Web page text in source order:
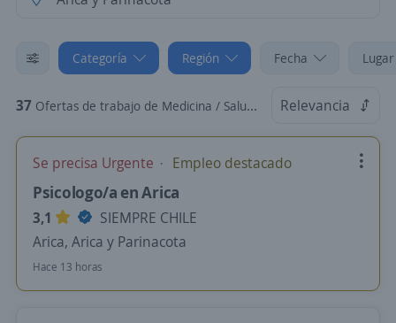
Categoría Región Fecha
37 Ofertas de trabajo de Medicina / Salud en Arica y Parinacota Relevancia
Se precisa Urgente Empleo destacado
Psicologo/a en Arica
3,1
SIEMPRE CHILE
Arica, Arica y Parinacota
Hace 13 horas